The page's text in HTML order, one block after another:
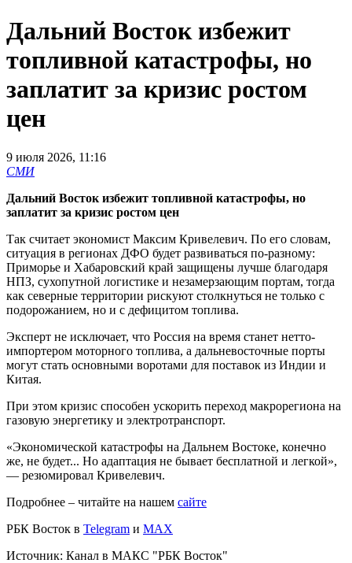
Дальний Восток избежит
топливной катастрофы, но
заплатит за кризис ростом
цен
9 июля 2026, 11:16
СМИ
Дальний Восток избежит топливной катастрофы, но
заплатит за кризис ростом цен
Так считает экономист Максим Кривелевич. По его словам,
ситуация в регионах ДФО будет развиваться по-разному:
Приморье и Хабаровский край защищены лучше благодаря
НПЗ, сухопутной логистике и незамерзающим портам, тогда
как северные территории рискуют столкнуться не только с
подорожанием, но и с дефицитом топлива.
Эксперт не исключает, что Россия на время станет нетто-
импортером моторного топлива, а дальневосточные порты
могут стать основными воротами для поставок из Индии и
Китая.
При этом кризис способен ускорить переход макрорегиона на
газовую энергетику и электротранспорт.
«Экономической катастрофы на Дальнем Востоке, конечно
же, не будет... Но адаптация не бывает бесплатной и легкой»,
— резюмировал Кривелевич.
Подробнее – читайте на нашем сайте
РБК Восток в Telegram и MAX
Источник: Канал в МАКС "РБК Восток"